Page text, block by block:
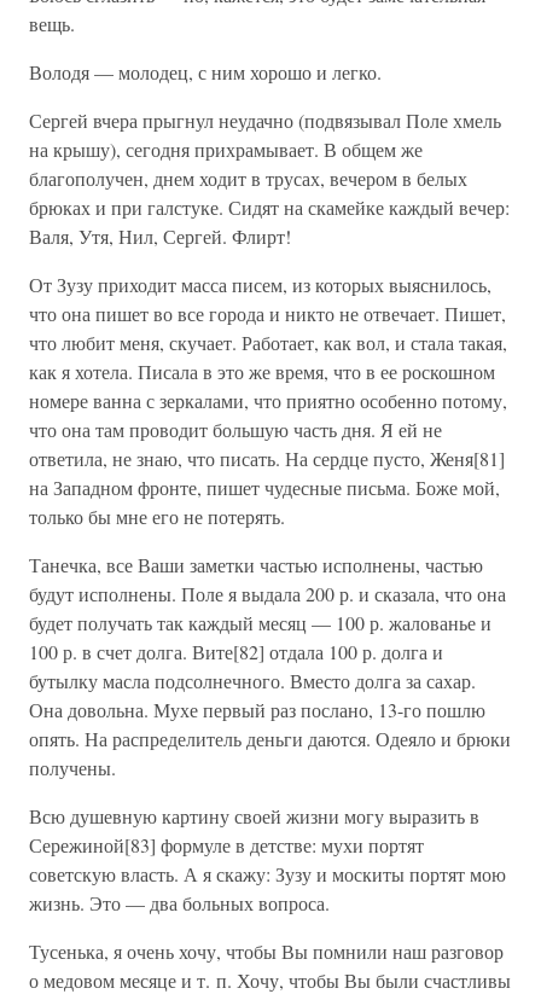
вещь.
Володя — молодец, с ним хорошо и легко.
Сергей вчера прыгнул неудачно (подвязывал Поле хмель
на крышу), сегодня прихрамывает. В общем же
благополучен, днем ходит в трусах, вечером в белых
брюках и при галстуке. Сидят на скамейке каждый вечер:
Валя, Утя, Нил, Сергей. Флирт!
От Зузу приходит масса писем, из которых выяснилось,
что она пишет во все города и никто не отвечает. Пишет,
что любит меня, скучает. Работает, как вол, и стала такая,
как я хотела. Писала в это же время, что в ее роскошном
номере ванна с зеркалами, что приятно особенно потому,
что она там проводит большую часть дня. Я ей не
ответила, не знаю, что писать. На сердце пусто, Женя[81]
на Западном фронте, пишет чудесные письма. Боже мой,
только бы мне его не потерять.
Танечка, все Ваши заметки частью исполнены, частью
будут исполнены. Поле я выдала 200 р. и сказала, что она
будет получать так каждый месяц — 100 р. жалованье и
100 р. в счет долга. Вите[82] отдала 100 р. долга и
бутылку масла подсолнечного. Вместо долга за сахар.
Она довольна. Мухе первый раз послано, 13-го пошлю
опять. На распределитель деньги даются. Одеяло и брюки
получены.
Всю душевную картину своей жизни могу выразить в
Сережиной[83] формуле в детстве: мухи портят
советскую власть. А я скажу: Зузу и москиты портят мою
жизнь. Это — два больных вопроса.
Тусенька, я очень хочу, чтобы Вы помнили наш разговор
о медовом месяце и т. п. Хочу, чтобы Вы были счастливы